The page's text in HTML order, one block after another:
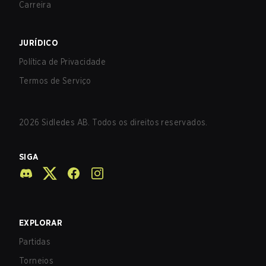
Carreira
JURÍDICO
Política de Privacidade
Termos de Serviço
2026 Sidledes AB. Todos os direitos reservados.
SIGA
EXPLORAR
Partidas
Torneios